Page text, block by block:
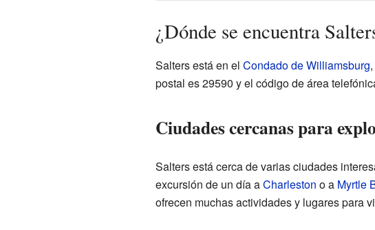
¿Dónde se encuentra
Salters está en el Condado de Williamsburg
postal es 29590 y el código de área
Ciudades cercanas para
Salters está cerca de varias ciudades
excursión de un día aCharleston o a Myrtle
ofrecen muchas actividades y lugares para